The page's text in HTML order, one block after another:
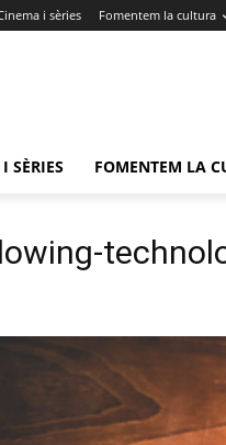
i sèries Fomentem la cultura
SÈRIES FOMENTEM LA